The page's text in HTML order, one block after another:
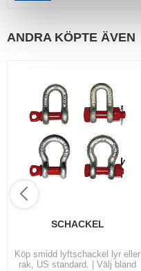
ANDRA KÖPTE ÄVEN
SCHACKEL
Köp smidd lyftschackel lyr eller
rak, US standard. | Välj bland